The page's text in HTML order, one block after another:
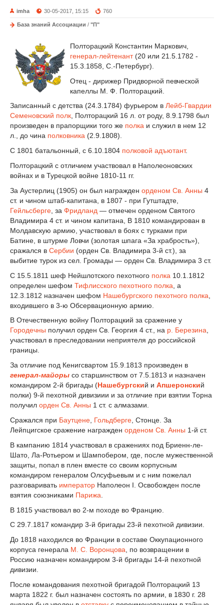
imha 30-05-2017, 15:15 760
База знаний Ассоциации / "П"
Полторацкий Константин Маркович,
генерал-лейтенант(20 или 21.5.1782 -
15.3.1858, С.-Петербург).
Отец - дирижер Придворной певческой
капеллы М. Ф. Полторацкий.
Записанный с детства (24.3.1784) фурьером в Лейб-Гвардии
Семеновский полк, Полторацкий 16 л. от роду, 8.9.1798 был
произведен в прапорщики того же полка и служил в нем 12
л., до чина полковника (2.9.1808).
С 1801 батальонный, с 6.10.1804 полковой адъютант.
Полторацкий с отличием участвовал в Наполеоновских
войнах и в Турецкой войне 1810-11 гг.
За Аустерлиц (1905) он был награжден орденом Св. Анны 4
ст. и чином штаб-капитана, в 1807 - при Гутштадте,
Гейльсберге , за Фридланд — отмечен орденом Святого
Владимира 4 ст. и чином капитана, В 1810 командирован в
Молдавскую армию, участвовал в боях с турками при
Батине, в штурме Ловчи (золотая шпага «За храбрость»),
сражался в Сербии (орден Св. Владимира 3-й ст.), за
выбитие турок из сел. Громады — орден Св. Владимира 3 ст.
С 15.5.1811 шеф Нейшлотского пехотного полка 10.1.1812
определен шефом Тифлисского пехотного полка , а
12.3.1812 назначен шефом Нашебургского пехотного полка
входившего в 3-ю Обсервационную армию.
В Отечественную войну Полторацкий за сражение у
Городечны получил орден Св. Георгия 4 ст., на р. Березина,
участвовал в преследовании неприятеля до российской
границы.
За отличие под Кенигсвартом 15.9.1813 произведен в
генерал-майоры со старшинством от 7.5.1813 и назначен
командиром 2-й бригады (Нашебургский и Апшеронский
полки) 9-й пехотной дивизиии и за отличие при взятии Торна
получил орден Св. Анны 1 ст. с алмазами.
Сражался при Баутцене Гольдберге , Стонце. За
Лейпцигское сражение награжден орденом Св. Анны 1-й ст.
В кампанию 1814 участвовал в сражениях под Бриенн-ле-
Шато, Ла-Ротьером и Шампобером, где, после мужественной
защиты, попал в плен вместе со своим корпусным
командиром генералом Олсуфьевым и с ним пожелал
разговаривать император Наполеон I. Освобожден после
взятия союзниками Парижа
В 1815 участвовал во 2-м походе во Францию.
С 29.7.1817 командир 3-й бригады 23-й пехотной дивизии.
До 1818 находился во Франции в составе Оккупационного
корпуса генерала М. С. Воронцова , по возвращении в
Россию назначен командиром 3-й бригады 14-й пехотной
дивизии.
После командования пехотной бригадой Полторацкий 13
марта 1822 г. был назначен состоять по армии, в 1830 г. 28